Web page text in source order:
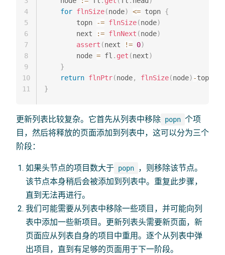
for flnSize(node) <= topn {
        topn
-= flnSize(node)
        next
:= flnNext (node)
assert (next != 0)
        node
= fl . get (next)
}
return flnPtr(node, flnSize(node) -topn
}
4
5
6
7
8
9
10
11
更新列表比较复杂。它首先从列表中移除 popn 个项
目，然后将释放的页面添加到列表中，这可以分为三个
阶段：
如果头节点的项目数大于 popn
，则移除该节点。
该节点本身稍后会被添加到列表中。重复此步骤，
直到无法再进行。
我们可能需要从列表中移除一些项目，并可能向列
表中添加一些新项目。更新列表头需要新页面，新
页面应从列表自身的项目中重用。逐个从列表中弹
出项目，直到有足够的页面用于下一阶段。